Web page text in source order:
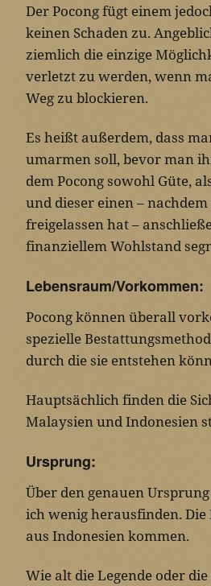
Der Pocong fügt einem
keinen Schaden zu.
ziemlich die einzige
verletzt zu werden, wenn
Weg zu blockieren.
Es heißt außerdem, dass
umarmen soll, bevor man
dem Pocong sowohl Güte,
und dieser einen –
freigelassen hat –
finanziellem Wohlstand
Lebensraum/Vorkommen:
Pocong können überall
spezielle
durch die sie entstehen
Hauptsächlich finden die
Malaysien und Indonesien
Ursprung:
Über den genauen
ich wenig herausfinden. Die
aus Indonesien kommen.
Wie alt die Legende oder